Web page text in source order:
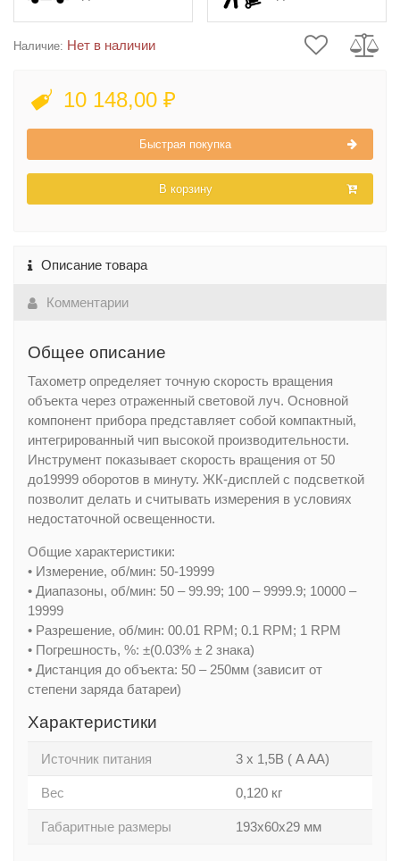
Наличие: Нет в наличии
10 148,00 ₽
Быстрая покупка
В корзину
Описание товара
Комментарии
Общее описание
Тахометр определяет точную скорость вращения
объекта через отраженный световой луч. Основной
компонент прибора представляет собой компактный,
интегрированный чип высокой производительности.
Инструмент показывает скорость вращения от 50
до19999 оборотов в минуту. ЖК-дисплей с подсветкой
позволит делать и считывать измерения в условиях
недостаточной освещенности.
Общие характеристики:
• Измерение, об/мин: 50-19999
• Диапазоны, об/мин: 50 – 99.99; 100 – 9999.9; 10000 –
19999
• Разрешение, об/мин: 00.01 RPM; 0.1 RPM; 1 RPM
• Погрешность, %: ±(0.03% ± 2 знака)
• Дистанция до объекта: 50 – 250мм (зависит от
степени заряда батареи)
Характеристики
Источник питания 3 х 1,5В ( A АА)
Вес 0,120 кг
Габаритные размеры 193х60х29 мм